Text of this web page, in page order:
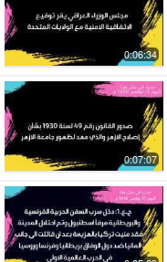
0:06:34
0:07:07